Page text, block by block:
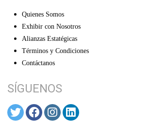
Quienes Somos
Exhibir con Nosotros
Alianzas Estatégicas
Términos y Condiciones
Contáctanos
SÍGUENOS